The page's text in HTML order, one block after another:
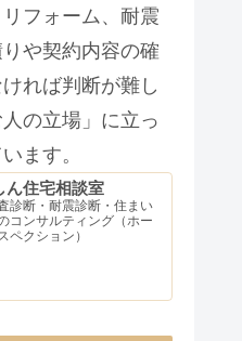
フォーム、耐震
や契約内容の確
れば判断が難し
の立場」に立っ
ます。
ん住宅相談室
診断・耐震診断・住まい
コンサルティング（ホー
ペクション）